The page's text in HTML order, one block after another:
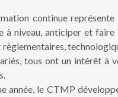
continue
à niveau, anticiper et
règlementaires,
tous ont un intérêt à
année, le CTMP